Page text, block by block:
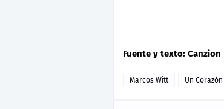
Fuente y texto: Canzion
Marcos Witt Un Corazón